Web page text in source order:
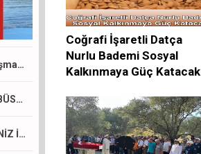
Ege Yat’ta Yarım Asırlık Vefa Buluşması: “Tortura” Bodrum’da Görkemli Bir Törenle Tanıtıldı
DATÇA-MARMARİS- DATÇA OTOBÜS(TAŞIMA) ÇİLESİ DEVAM EDİYOR!
MUĞLA KIYILARINA YENİ GÜÇ: DENİZ İTFAİYE BOTLARI GELİYOR
Coğrafi İşaretli Datça
Nurlu Bademi Sosyal
Kalkınmaya Güç Katacak